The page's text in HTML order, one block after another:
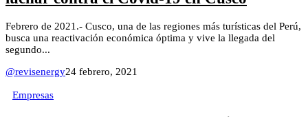
Febrero de 2021.- Cusco, una de las regiones más turísticas del Perú,
busca una reactivación económica óptima y vive la llegada del
segundo...
@revisenergy24 febrero, 2021
Empresas